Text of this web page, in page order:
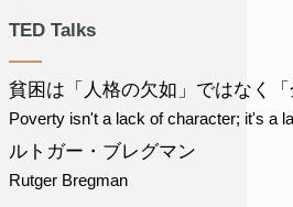
TED Talks
貧困は「人格の欠如」ではなく
Poverty isn't a lack of character; it's a
ルトガー・ブレグマン
Rutger Bregman